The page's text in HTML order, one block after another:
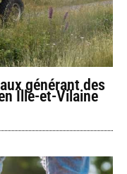
générant des
Ille-et-Vilaine